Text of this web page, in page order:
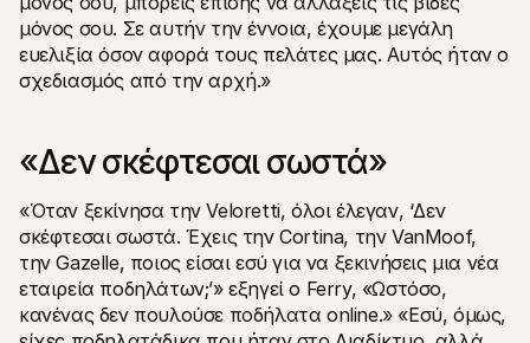
μόνος σου. Σε αυτήν την έννοια, έχουμε μεγάλη
ευελιξία όσον αφορά τους πελάτες μας. Αυτός ήταν ο
σχεδιασμός από την αρχή.»
«Δεν σκέφτεσαι σωστά»
«Όταν ξεκίνησα την Veloretti, όλοι έλεγαν, ‘Δεν
σκέφτεσαι σωστά. Έχεις την Cortina, την VanMoof,
την Gazelle, ποιος είσαι εσύ για να ξεκινήσεις μια νέα
εταιρεία ποδηλάτων;’» εξηγεί ο Ferry, «Ωστόσο,
κανένας δεν πουλούσε ποδήλατα online.» «Εσύ, όμως,